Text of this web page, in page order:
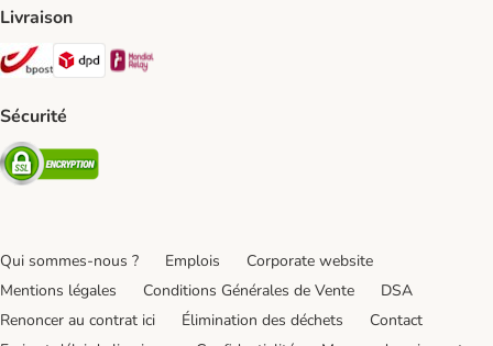
Livraison
Bpost Shipping Method
DPD Shipping Method
Sécurité
Security
Qui sommes-nous ? Emplois
Corporate website
Mentions légales
Conditions Générales de Vente
DSA
Renoncer au contrat ici
Élimination des déchets
Contact